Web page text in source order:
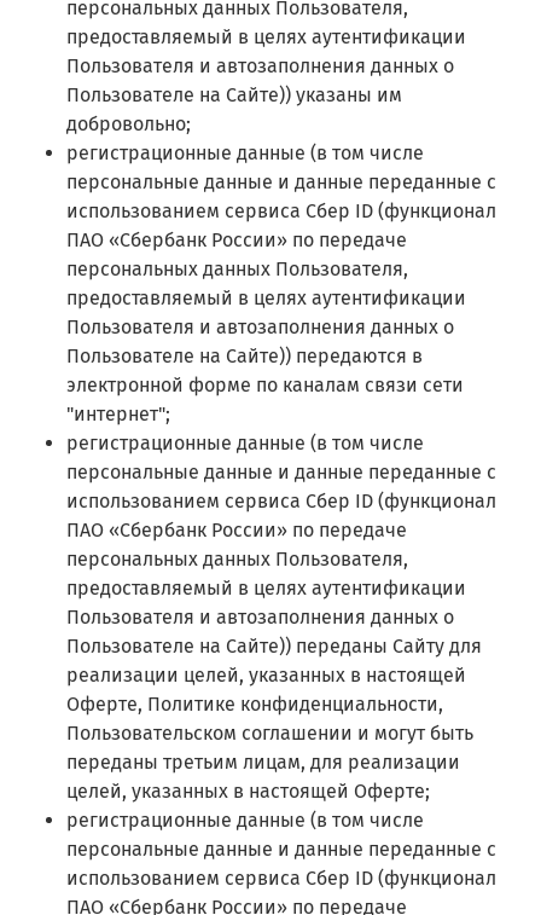
персональных данных Пользователя,
предоставляемый в целях аутентификации
Пользователя и автозаполнения данных о
Пользователе на Сайте)) указаны им
добровольно;
регистрационные данные (в том числе
персональные данные и данные переданные с
использованием сервиса Сбер ID (функционал
ПАО «Сбербанк России» по передаче
персональных данных Пользователя,
предоставляемый в целях аутентификации
Пользователя и автозаполнения данных о
Пользователе на Сайте)) передаются в
электронной форме по каналам связи сети
"интернет";
регистрационные данные (в том числе
персональные данные и данные переданные с
использованием сервиса Сбер ID (функционал
ПАО «Сбербанк России» по передаче
персональных данных Пользователя,
предоставляемый в целях аутентификации
Пользователя и автозаполнения данных о
Пользователе на Сайте)) переданы Сайту для
реализации целей, указанных в настоящей
Оферте, Политике конфиденциальности,
Пользовательском соглашении и могут быть
переданы третьим лицам, для реализации
целей, указанных в настоящей Оферте;
регистрационные данные (в том числе
персональные данные и данные переданные с
использованием сервиса Сбер ID (функционал
ПАО «Сбербанк России» по передаче